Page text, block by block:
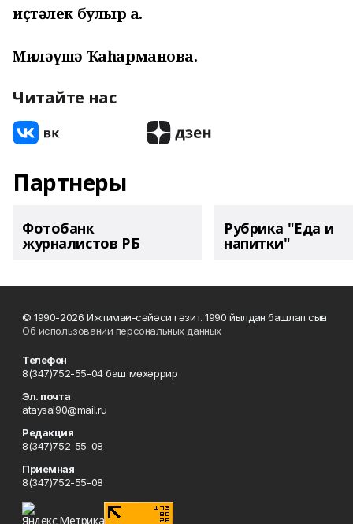
иҫтәлек булыр ҙа.
Миләүшә Ҡаһарманова.
Читайте нас
Партнеры
Фотобанк
журналистов РБ
Рубрика "Еда и
напитки"
© 1990-2026 Ижтимағи-сәйәси гәзит. 1990 йылдан башлап сыға
Об использовании персональных данных
Телефон
8(347)752-55-04 баш мөхәррир
Эл. почта
ataysal90@mail.ru
Редакция
8(347)752-55-08
Приемная
8(347)752-55-08